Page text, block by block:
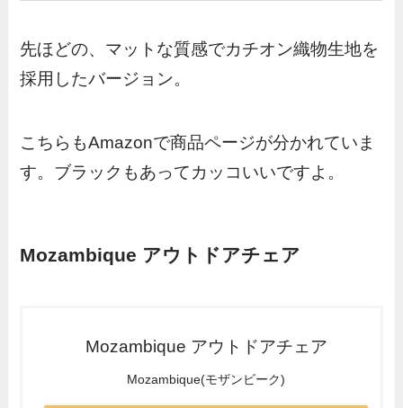
先ほどの、マットな質感でカチオン織物生地を
採用したバージョン。
こちらもAmazonで商品ページが分かれていま
す。ブラックもあってカッコいいですよ。
Mozambique アウトドアチェア
Mozambique アウトドアチェア
Mozambique(モザンビーク)